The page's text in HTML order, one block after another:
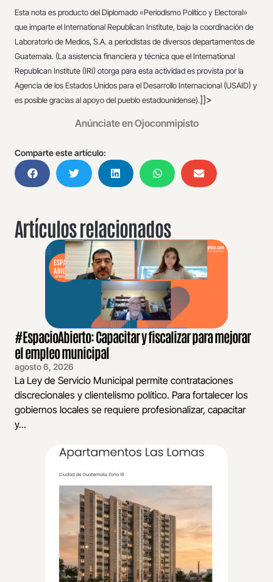
Esta nota es producto del Diplomado «Periodismo Político y Electoral»
que imparte el International Republican Institute, bajo la coordinación de
Laboratorio de Medios, S.A. a periodistas de diversos departamentos de
Guatemala. (La asistencia financiera y técnica que el International
Republican Institute (IRI) otorga para esta actividad es provista por la
Agencia de los Estados Unidos para el Desarrollo Internacional (USAID) y
es posible gracias al apoyo del pueblo estadounidense).]]>
Anúnciate en Ojoconmipisto
Comparte este artículo:
Artículos relacionados
#EspacioAbierto: Capacitar y fiscalizar para mejorar
el empleo municipal
agosto 6, 2026
La Ley de Servicio Municipal permite contrataciones
discrecionales y clientelismo político. Para fortalecer los
gobiernos locales se requiere profesionalizar, capacitar
y...